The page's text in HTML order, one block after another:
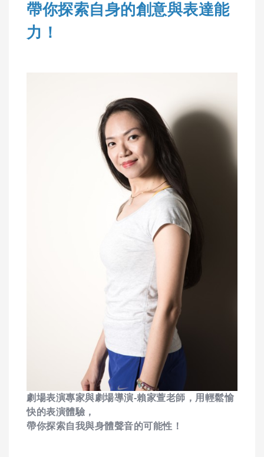
帶你探索自身的創意與表達能
力 ！
劇場表演專家與劇場導演-賴家萱老師，用輕鬆愉
快的表演體驗，
帶你探索自我與身體聲音的可能性！